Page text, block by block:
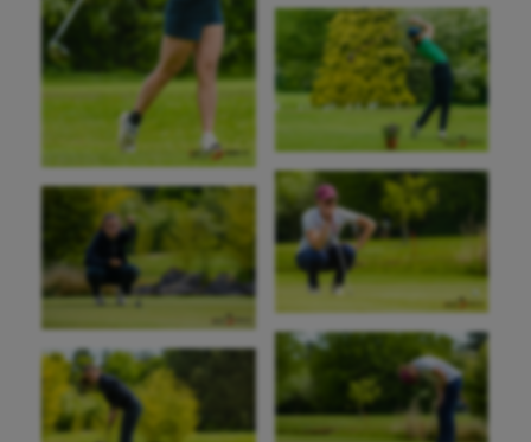
Omnisports
Outdoor
Paddle
Parkour
Patinage artistique
Pétanque
Plongée
Randonnée / Marche
Roller-derby